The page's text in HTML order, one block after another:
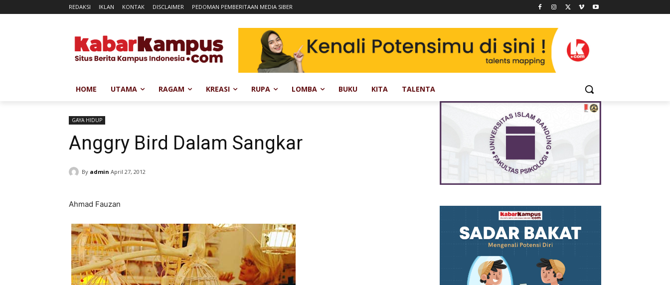
REDAKSI IKLAN KONTAK DISCLAIMER PEDOMAN PEMBERITAAN MEDIA SIBER
HOME UTAMA RAGAM KREASI RUPA LOMBA BUKU KITA TALENTA
GAYA HIDUP
Anggry Bird Dalam Sangkar
By admin April 27, 2012
Ahmad Fauzan